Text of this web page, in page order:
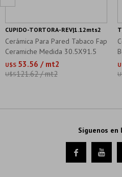
Cerámica Para Pared Tabaco Fap
Ceramiche Medida 30.5X91.5
U$S 53.56 / mt2
U$S121.62 / mt2
CUPIDO-TORTORA-REV|1.12mts2
Síguenos en
 